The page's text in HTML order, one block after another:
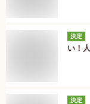
決定
い！
決定